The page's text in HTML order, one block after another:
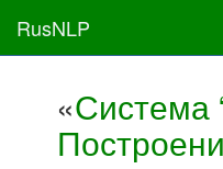
RusNLP
«Система